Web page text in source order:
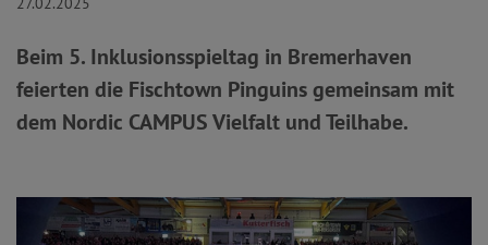
Beim 5. Inklusionsspieltag in Bremerhaven
feierten die Fischtown Pinguins gemeinsam mit
dem Nordic CAMPUS Vielfalt und Teilhabe.